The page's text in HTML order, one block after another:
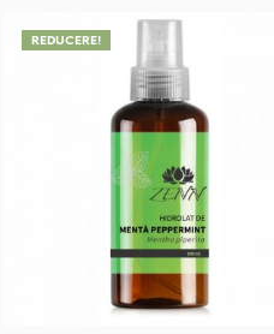
REDUCERE!